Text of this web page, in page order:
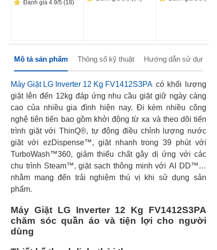
Đánh giá 4.9/5 (18)
Mô tả sản phẩm Thông số kỹ thuật Hướng dẫn sử dụng
Máy Giặt LG Inverter 12 Kg FV1412S3PA có khối lượng
giặt lên đến 12kg đáp ứng nhu cầu giặt giữ ngày càng
cao của nhiều gia đình hiện nay. Đi kèm nhiều công
nghệ tiên tiến bao gồm khởi động từ xa và theo dõi tiến
trình giặt với ThinQ®, tự động điều chỉnh lượng nước
giặt với ezDispense™, giặt nhanh trong 39 phút với
TurboWash™360, giảm thiểu chất gây dị ứng với các
chu trình Steam™, giặt sạch thông minh với AI DD™…
nhằm mang đến trải nghiệm thú vị khi sử dụng sản
phẩm.
Máy Giặt LG Inverter 12 Kg FV1412S3PA
chăm sóc quần áo và tiện lợi cho người
dùng